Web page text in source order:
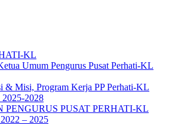
KL
Umum Pengurus Pusat Perhati-KL
& Misi, Program Kerja PP Perhati-KL
2028
PENGURUS PUSAT PERHATI-KL
– 2025